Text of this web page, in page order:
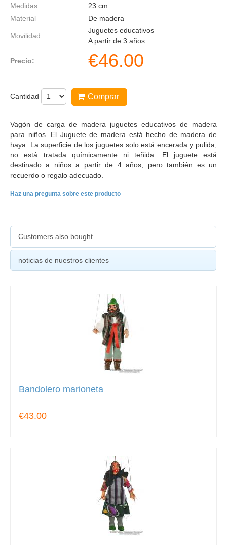
Medidas
23 cm
Material
De madera
Movilidad
Juguetes educativos
A partir de 3 años
Precio: €46.00
Cantidad Comprar
Vagón de carga de madera juguetes educativos de madera
para niños. El Juguete de madera está hecho de madera de
haya. La superficie de los juguetes solo está encerada y pulida,
no está tratada químicamente ni teñida. El juguete está
destinado a niños a partir de 4 años, pero también es un
recuerdo o regalo adecuado.
Haz una pregunta sobre este producto
Customers also bought
noticias de nuestros clientes
Bandolero marioneta
€43.00